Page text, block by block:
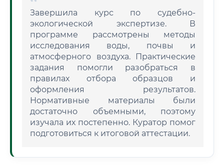
Завершила курс по судебно-
экологической экспертизе. В
программе рассмотрены методы
исследования воды, почвы и
атмосферного воздуха. Практические
задания помогли разобраться в
правилах отбора образцов и
оформления результатов.
Нормативные материалы были
достаточно объемными, поэтому
изучала их постепенно. Куратор помог
подготовиться к итоговой аттестации.